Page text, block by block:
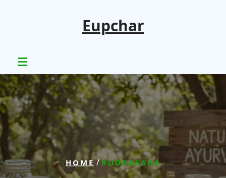
Eupchar
HOME/RUDRAKSHA